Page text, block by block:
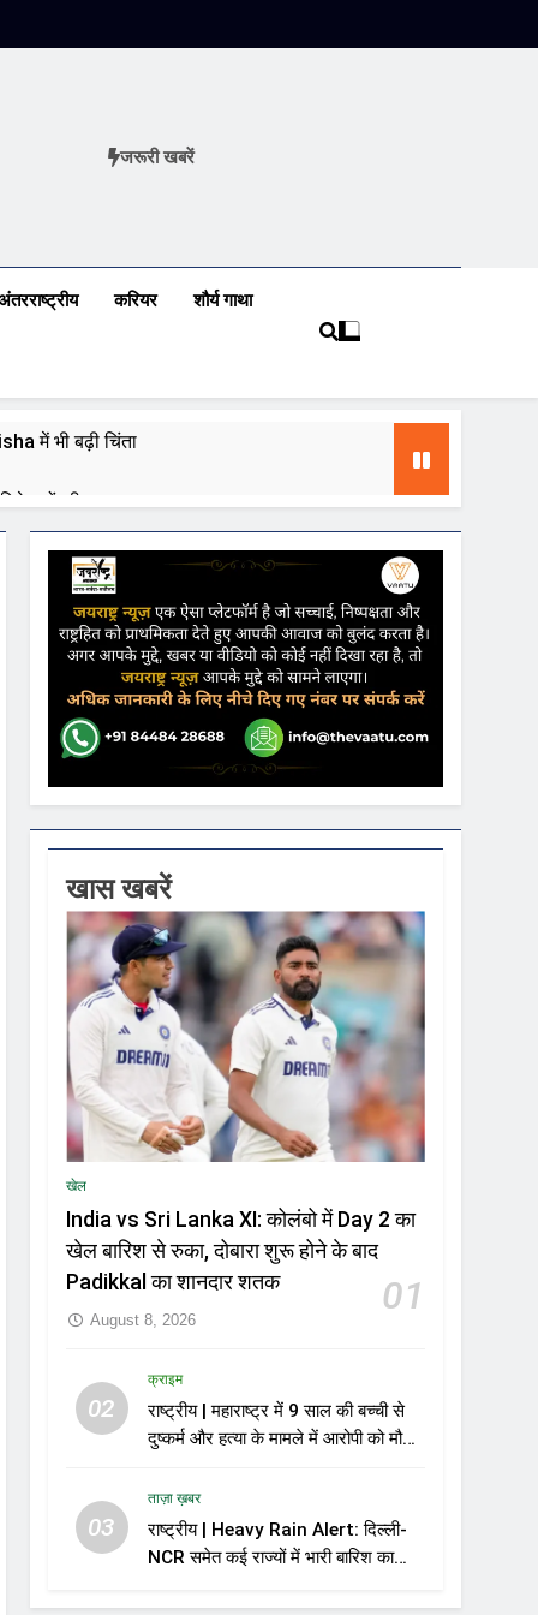
जरूरी खबरें
करियर शौर्य गाथा
में भी बढ़ी चिंता
की नजर
खास खबरें
खेल
India vs Sri Lanka XI: कोलंबो में Day 2 का
खेल बारिश से रुका, दोबारा शुरू होने के बाद
Padikkal का शानदार शतक
01
August 8, 2026
02
क्राइम
राष्ट्रीय | महाराष्ट्र में 9 साल की बच्ची से
दुष्कर्म और हत्या के मामले में आरोपी को मौत
03
ताज़ा ख़बर
राष्ट्रीय | Heavy Rain Alert: दिल्ली-
NCR समेत कई राज्यों में भारी बारिश का